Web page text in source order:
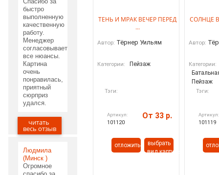
быстро
выполненную
качественную
работу.
Менеджер
согласовывает
все нюансы.
Картина
очень
понравилась,
приятный
сюрприз
удался.
03.06.2020
читать
весь отзыв
Людмила
(Минск )
Огромное
ТЕНЬ И МРАК ВЕЧЕР ПЕРЕД
...
Автор: Тёрнер Уильям
Категории: Пейзаж
Тэги:
Артикул:
101120
От 33 р.
отложить
выбрать
вид картины
СОЛНЦЕ
Автор:
Категории:
Пейзаж
Тэги:
Артикул:
101119